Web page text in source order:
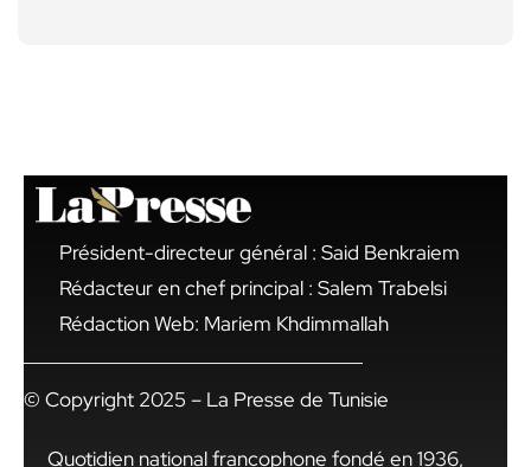
Président-directeur général : Said Benkraiem
Rédacteur en chef principal : Salem Trabelsi
Rédaction Web: Mariem Khdimmallah
© Copyright 2025 – La Presse de Tunisie
Quotidien national francophone fondé en 1936,